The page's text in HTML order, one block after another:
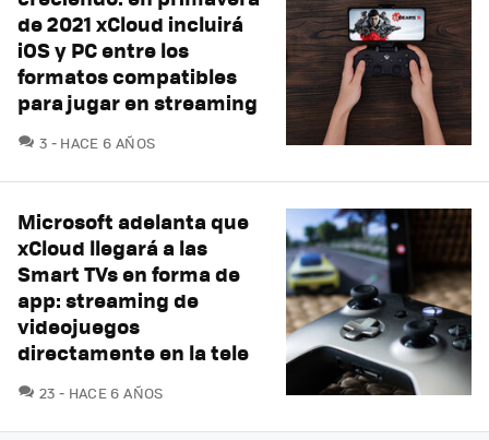
de 2021 xCloud incluirá
iOS y PC entre los
formatos compatibles
para jugar en streaming
3 COMENTARIOS
HACE 6 AÑOS
Microsoft adelanta que
xCloud llegará a las
Smart TVs en forma de
app: streaming de
videojuegos
directamente en la tele
23 COMENTARIOS
HACE 6 AÑOS